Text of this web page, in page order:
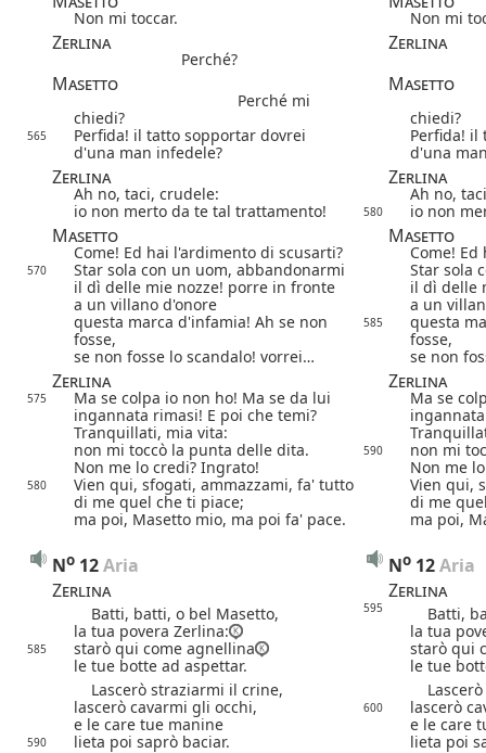
Non mi toccar. Non mi
Zerlina Zerlina
Perché?
Masetto Masetto
Perché mi
chiedi?
chiedi?
565 Perfida! il tatto sopportar dovrei
Perfida! il
d'una man infedele?
d'una
Zerlina Zerlina
Ah no, taci, crudele:
Ah no,
io non merto da te tal trattamento!
580 io non
Masetto Masetto
Come! Ed hai l'ardimento di scusarti? Come!
570 Star sola con un uom, abbandonarmi
Star sola
il dì delle mie nozze! porre in fronte
il dì delle
a un villano d'onore
a un
questa marca d'infamia! Ah se non
fosse,
585
questa
fosse,
se non fosse lo scandalo! vorrei…
se non
Zerlina Zerlina
575 Ma se colpa io non ho! Ma se da lui
Ma se
ingannata rimasi! E poi che temi?
Tranquillati, mia vita:
non mi toccò la punta delle dita.
590
non mi
Non me lo credi? Ingrato!
Non me
580 Vien qui, sfogati, ammazzami, fa' tutto
Vien qui,
di me quel che ti piace;
di me
ma poi, Masetto mio, ma poi fa' pace.
ma poi,
No 12 Aria No 12 Aria
Zerlina
Zerlina
Batti, batti, o bel Masetto, 595
Batti,
la tua povera Zerlina:
la tua
585 starò qui come agnellina
starò qui
le tue botte ad aspettar.
le tue
Lascerò straziarmi il crine,
Lascerò
lascerò cavarmi gli occhi,
600
lascerò
e le care tue manine
e le care
590 lieta poi saprò baciar.
lieta poi